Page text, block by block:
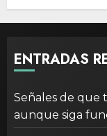
ENTRADAS
Señales de que
aunque siga